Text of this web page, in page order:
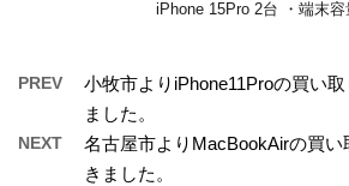
iPhone 15Pro 2台 ・端末容
PREV
小牧市よりiPhone11Proの買い
ました。
NEXT
名古屋市よりMacBookAirの買
きました。